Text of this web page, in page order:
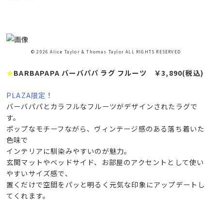
© 2026 Alice Taylor & Thomas Taylor ALL RIGHTS RESERVED
★BARBAPAPA バーバパパ ラグ フルーツ ￥3,890(税込)
PLAZA限定 ！
バーバパパとカラフルなフルーツがデザインされたラグで
す。
ポップなモチーフながら、ヴィンテージ感のある落ち着いた
色味で
インテリアに馴染みやすいのが魅力。
玄関マットやベッドサイド、お部屋のアクセントとして使い
やすいサイズ感で、
置くだけで空間をパッと明るく元気な印象にアップデートし
てくれます。